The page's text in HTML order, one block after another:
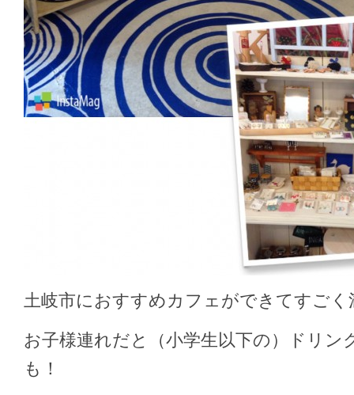
土岐市におすすめカフェができてすごく
お子様連れだと（小学生以下の）ドリン
も！